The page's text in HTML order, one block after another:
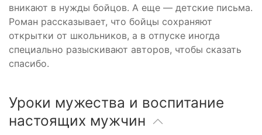
вникают в нужды бойцов. А еще — детские письма.
Роман рассказывает, что бойцы сохраняют
открытки от школьников, а в отпуске иногда
специально разыскивают авторов, чтобы сказать
спасибо.
Уроки мужества и воспитание
настоящих мужчин